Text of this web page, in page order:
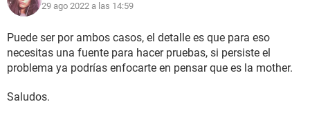
29 ago 2022 a las 14:59
Puede ser por ambos casos, el detalle es que para eso
necesitas una fuente para hacer pruebas, si persiste el
problema ya podrías enfocarte en pensar que es la mother.
Saludos.